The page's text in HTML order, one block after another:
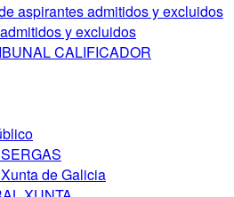
aspirantes admitidos y excluidos
y excluidos
CALIFICADOR
de Galicia